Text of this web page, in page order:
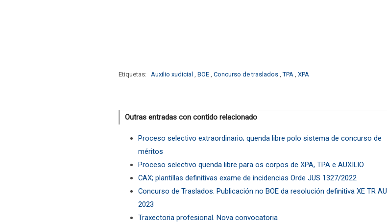
Etiquetas: Auxilio xudicial , BOE , Concurso de traslados ,TPA , XPA
Outras entradas con contido relacionado
Proceso selectivo extraordinario; quenda libre polo sistema de concurso de
méritos
Proceso selectivo quenda libre para os corpos de XPA, TPA e AUXILIO
CAX; plantillas definitivas exame de incidencias Orde JUS 1327/2022
Concurso de Traslados. Publicación no BOE da resolución definitiva XE TR AU
2023
Traxectoria profesional. Nova convocatoria